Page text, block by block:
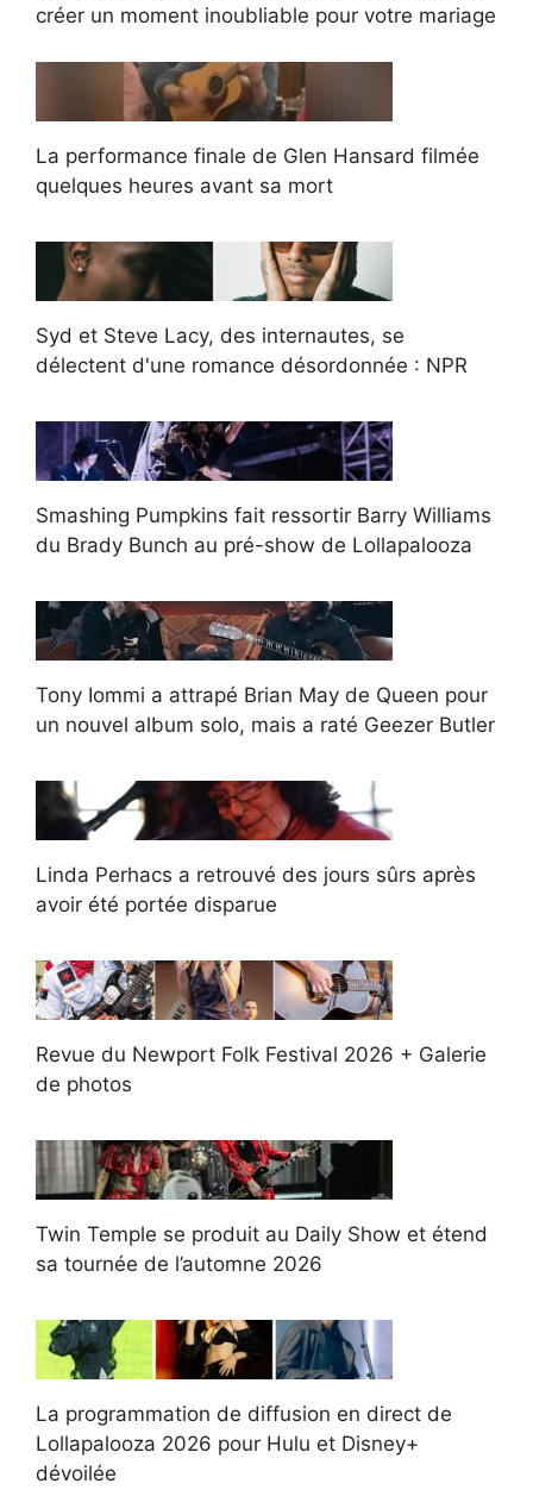
créer un moment inoubliable pour votre mariage
La performance finale de Glen Hansard filmée
quelques heures avant sa mort
Syd et Steve Lacy, des internautes, se
délectent d'une romance désordonnée : NPR
Smashing Pumpkins fait ressortir Barry Williams
du Brady Bunch au pré-show de Lollapalooza
Tony Iommi a attrapé Brian May de Queen pour
un nouvel album solo, mais a raté Geezer Butler
Linda Perhacs a retrouvé des jours sûrs après
avoir été portée disparue
Revue du Newport Folk Festival 2026 + Galerie
de photos
Twin Temple se produit au Daily Show et étend
sa tournée de l’automne 2026
La programmation de diffusion en direct de
Lollapalooza 2026 pour Hulu et Disney+
dévoilée